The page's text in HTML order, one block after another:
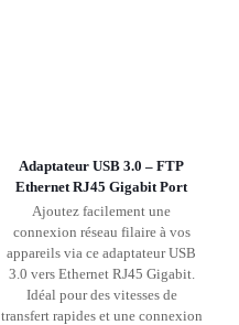
Adaptateur USB 3.0 – FTP
Ethernet RJ45 Gigabit Port
Ajoutez facilement une
connexion réseau filaire à vos
appareils via ce adaptateur USB
3.0 vers Ethernet RJ45 Gigabit.
Idéal pour des vitesses de
transfert rapides et une connexion